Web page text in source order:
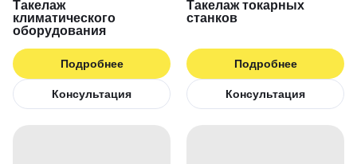
Такелаж
климатического
оборудования
Подробнее
Консультация
Такелаж токарных
станков
Подробнее
Консультация